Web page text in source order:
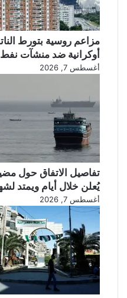
إ
ر
ه
ب
ي
ض
ب
ع
ض
ا
ل
ش
ي
و
ي
ي
ن
ا
مزاعم روسية بتورط
أوكرانية ضد منشآت
أغسطس 7, 2026
تفاصيل الاتفاق حول
يُعلن خلال أيام ويمتد
أغسطس 7, 2026